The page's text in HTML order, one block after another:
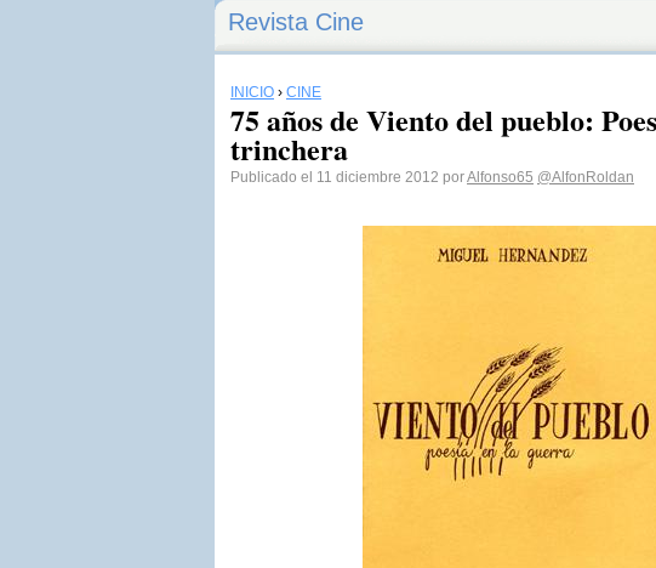
Revista Cine
INICIO › CINE
75 años de Viento del pueblo:
trinchera
Publicado el 11 diciembre 2012 porAlfonso65 @AlfonRoldan